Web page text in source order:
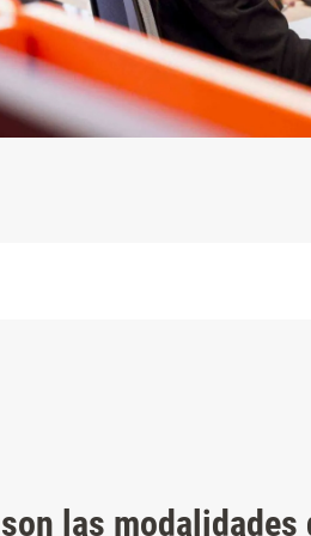
las modalidades